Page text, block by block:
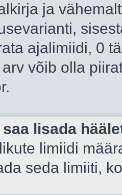
ja
ajalimiidi, 0
võib olla
lisada
limiidi
seda limiiti,